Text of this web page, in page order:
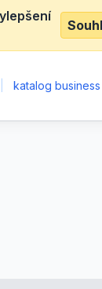
katalog